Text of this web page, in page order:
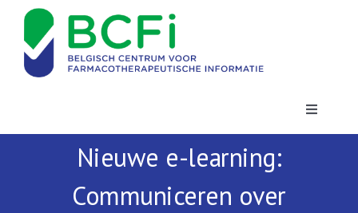
content
Toggle
Publicaties
Nieuwe e-learning:
Communiceren over